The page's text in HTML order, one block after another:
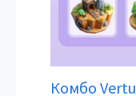
Комбо